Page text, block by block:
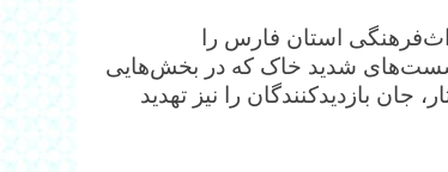
استان فارس را
شدید خاک که در بخش‌هایی
بازدیدکنندگان را نیز تهدید